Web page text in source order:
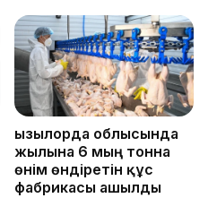
Қызылорда облысында
жылына 6 мың тонна
өнім өндіретін құс
фабрикасы ашылды